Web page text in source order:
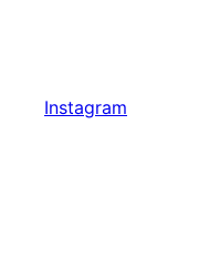
Instagram